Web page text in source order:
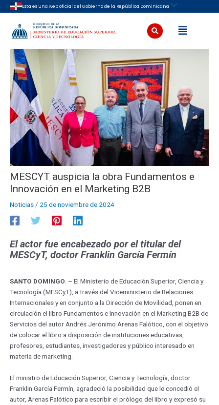
al
contenido
Esta es una web oficial del Gobierno de la República Dominicana
Buscar Abrir
MESCYT auspicia la obra Fundamentos e
Innovación en el Marketing B2B
Noticias/ 25 de noviembre de 2024
El actor fue encabezado por el titular del
MESCyT, doctor Franklin García Fermín
SANTO DOMINGO. – El Ministerio de Educación Superior, Ciencia y
Tecnología (MESCyT), a través del Viceministerio de Relaciones
Internacionales y en conjunto a la Dirección de Movilidad, ponen en
circulación el libro Fundamentos e Innovación en el Marketing B2B de
Servicios del autor Andrés Jerónimo Arenas Falótico, con el objetivo
de colocar el libro a disposición de instituciones educativas,
profesores, estudiantes, investigadores y público interesado en
materia de marketing.
El ministro de Educación Superior, Ciencia y Tecnología, doctor
Franklin García Fermín, agradeció la posibilidad que le concedió el
autor, Arenas Falótico para escribir el prólogo del libro y expresó su
Navegación
de
entradas